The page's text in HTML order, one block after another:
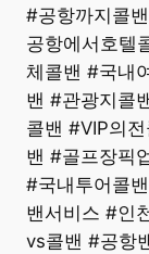
#공항까지콜
공항에서호텔
체콜밴 #국내
밴 #관광지콜
콜밴 #VIP의
밴 #골프장픽
#국내투어콜
밴서비스 #인
vs콜밴 #공항